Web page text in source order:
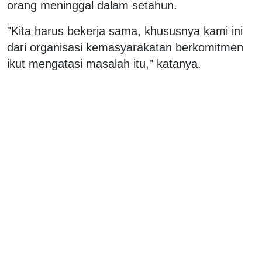
orang meninggal dalam setahun.
"Kita harus bekerja sama, khususnya kami ini
dari organisasi kemasyarakatan berkomitmen
ikut mengatasi masalah itu," katanya.